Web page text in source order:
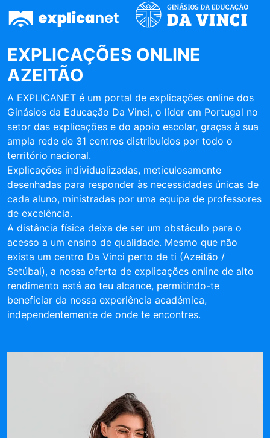
EXPLICAÇÕES ONLINE
AZEITÃO
A EXPLICANET é um portal de explicações online dos
Ginásios da Educação Da Vinci, o líder em Portugal no
setor das explicações e do apoio escolar, graças à sua
ampla rede de 31 centros distribuídos por todo o
território nacional.
Explicações individualizadas, meticulosamente
desenhadas para responder às necessidades únicas de
cada aluno, ministradas por uma equipa de professores
de excelência.
A distância física deixa de ser um obstáculo para o
acesso a um ensino de qualidade. Mesmo que não
exista um centro Da Vinci perto de ti (Azeitão /
Setúbal), a nossa oferta de explicações online de alto
rendimento está ao teu alcance, permitindo-te
beneficiar da nossa experiência académica,
independentemente de onde te encontres.